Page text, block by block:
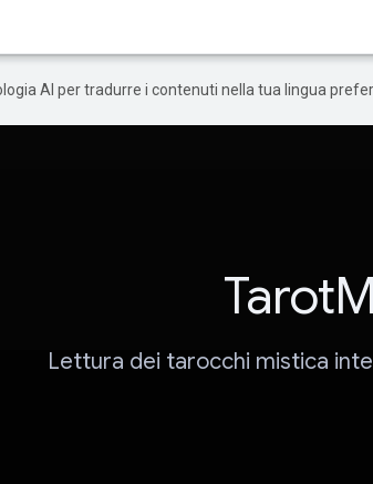
AI per tradurre i contenuti nella tua lingua
Lettura dei tarocchi mistica